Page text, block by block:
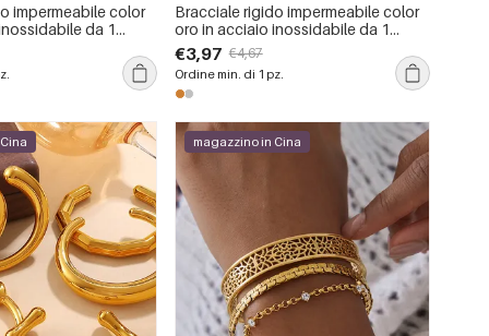
impermeabile color
da 1
Bracciale rigido impermeabile color
oro in acciaio inossidabile da 1
pezzo
€3,97 €4,67
Ordine min. di 1 pz.
magazzino in Cina